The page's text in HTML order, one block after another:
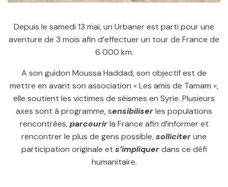
Depuis le samedi 13 mai, un Urbaner est parti pour une
aventure de 3 mois afin d’effectuer un tour de France de
6 000 km.
A son guidon Moussa Haddad, son objectif est de
mettre en avant son association « Les amis de Tamam »,
elle soutient les victimes de séismes en Syrie. Plusieurs
axes sont à programme, sensibiliserles populations
rencontrées,parcourirla France afin d’informer et
rencontrer le plus de gens possible,solliciterune
participation originale et s’impliquerdans ce défi
humanitaire.